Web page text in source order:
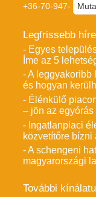
+36-70-947-
Legfrissebb
- Egyes
Íme az 5
- A leggyakoribb
és hogyan
- Élénkülő
– jön az
- Ingatlanpiaci
közvetítőre bízni
- A schengeni
magyarországi
További